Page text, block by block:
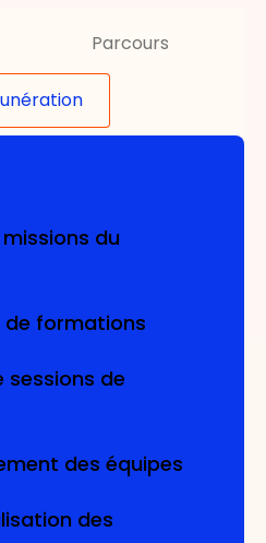
Parcours
du
de formations
sessions de
des équipes
des